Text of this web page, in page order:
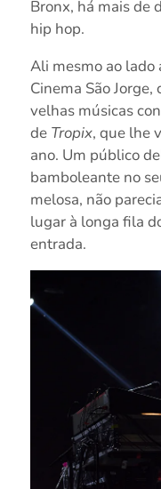
Bronx, há mais de
hip hop.
Ali mesmo ao lado
Cinema São
velhas músicas
de Tropix, que lhe
ano. Um público
bamboleante no
melosa, não
lugar à longa fila
entrada.